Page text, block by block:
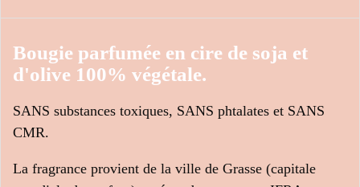
Bougie parfumée en cire de soja et
d'olive 100% végétale.
SANS substances toxiques, SANS phtalates et SANS
CMR.
La fragrance provient de la ville de Grasse (capitale